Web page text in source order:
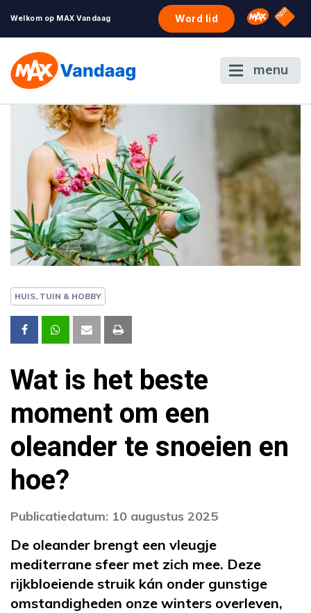
Welkom op MAX Vandaag Word lid Omroep
NPO
menu
HUIS, TUIN & HOBBY
Wat is het beste
moment om een
oleander te snoeien en
hoe?
Publicatiedatum: 10 augustus 2025
De oleander brengt een vleugje
mediterrane sfeer met zich mee. Deze
rijkbloeiende struik kán onder gunstige
omstandigheden onze winters overleven,